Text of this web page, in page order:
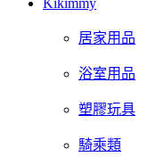
居家用品
浴室用品
塑膠玩具
騎乘類